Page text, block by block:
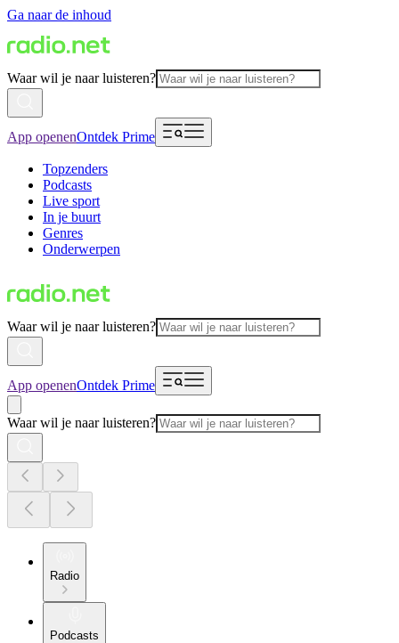
Ga naar de inhoud
Waar wil je naar luisteren?
App openenOntdek Prime
Topzenders
Podcasts
Live sport
In je buurt
Genres
Onderwerpen
Waar wil je naar luisteren?
App openenOntdek Prime
Waar wil je naar luisteren?
Radio
Podcasts